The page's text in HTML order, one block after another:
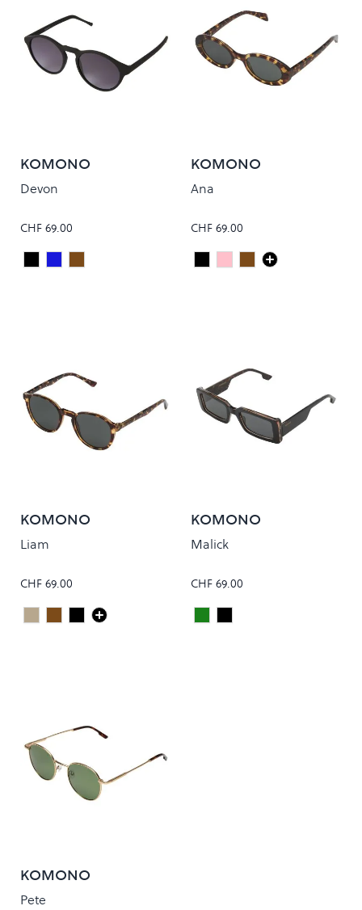
KOMONO
Devon
CHF 69.00
Colour
Carbon
WINDDARK TORTOISE
KOMONO
Ana
CHF 69.00
Colour
BlackPeonyTortoise
KOMONO
Liam
CHF 69.00
Colour
SaharaTortoise
Carbon
KOMONO
Malick
CHF 69.00
Colour
MossBlack Tortoise
KOMONO
Pete